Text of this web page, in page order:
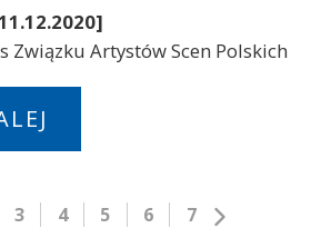
Związku Artystów Scen Polskich
3 4 5 6 7